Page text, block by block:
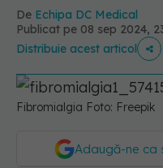
De Echipa DC Medical
Publicat pe 08 sep 2024,
Distribuie acest articol
Fibromialgia Foto: Freepik
Adaugă-ne ca